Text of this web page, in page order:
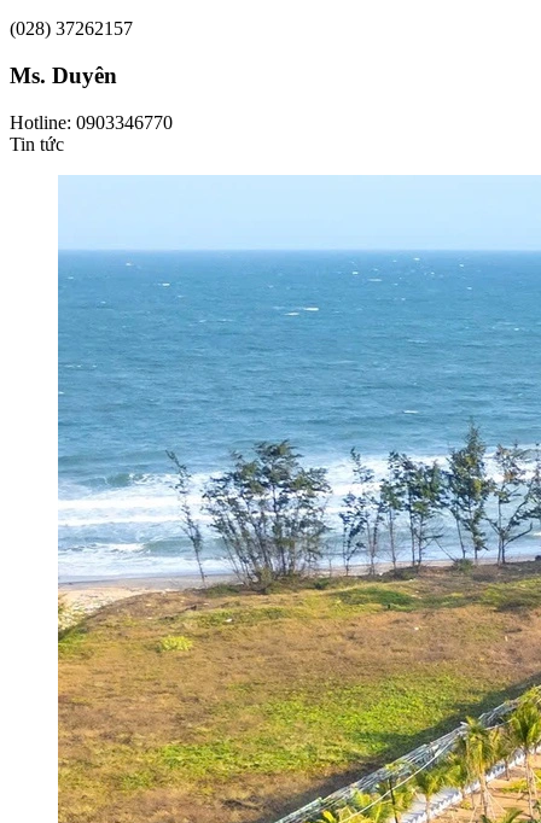
(028) 37262157
Ms. Duyên
Hotline: 0903346770
Tin tức